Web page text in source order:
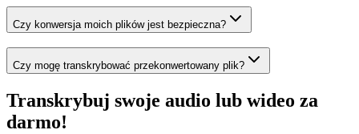
Czy konwersja moich plików jest bezpieczna?
Czy mogę transkrybować przekonwertowany plik?
Transkrybuj swoje audio lub wideo za
darmo!